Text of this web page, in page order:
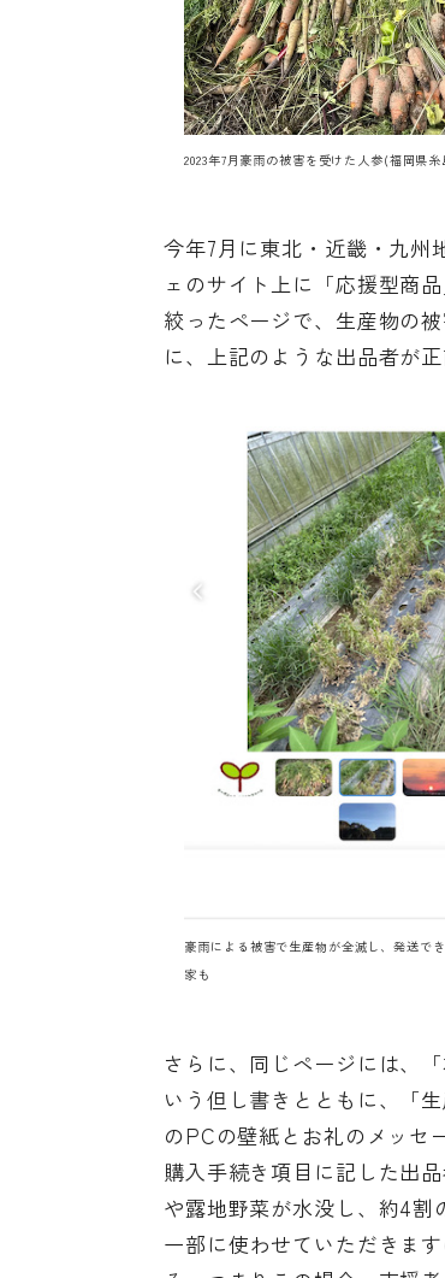
2023年7月豪雨の被害を受けた人参(福岡県糸
今年7月に東北・近畿・九州
ェのサイト上に「応援型商
絞ったページで、生産物の
に、上記のような出品者が
豪雨による被害で生産物が全滅し、発送で
家も
さらに、同じページには、
いう但し書きとともに、「
のPCの壁紙とお礼のメッセ
購入手続き項目に記した出
や露地野菜が水没し、約4
一部に使わせていただきま